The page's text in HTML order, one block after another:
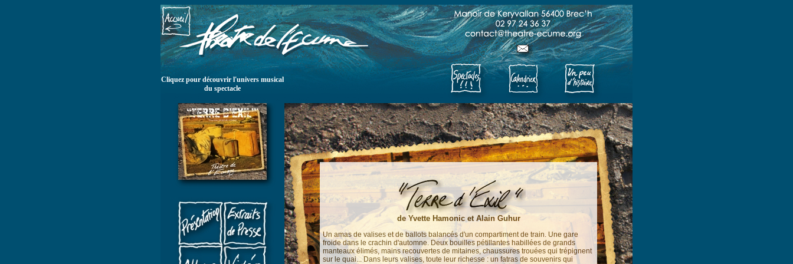
Cliquez pour découvrir l'univers musical
du spectacle
de Yvette Hamonic et Alain Guhur
Un amas de valises et de ballots balancés d'un compartiment de train. Une gare
froide dans le crachin d'automne. Deux bouilles pétillantes habillées de grands
manteaux élimés, mains recouvertes de mitaines, chaussures trouées qui trépignent
sur le quai... Dans leurs valises, toute leur richesse : un fatras de souvenirs qui